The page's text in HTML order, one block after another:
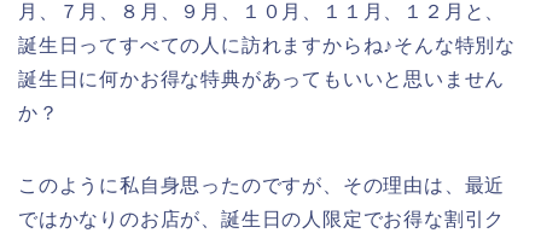
月、７月、８月、９月、１０月、１１月、１２月と、
誕生日ってすべての人に訪れますからね♪そんな特別な
誕生日に何かお得な特典があってもいいと思いません
か？
このように私自身思ったのですが、その理由は、最近
ではかなりのお店が、誕生日の人限定でお得な割引ク